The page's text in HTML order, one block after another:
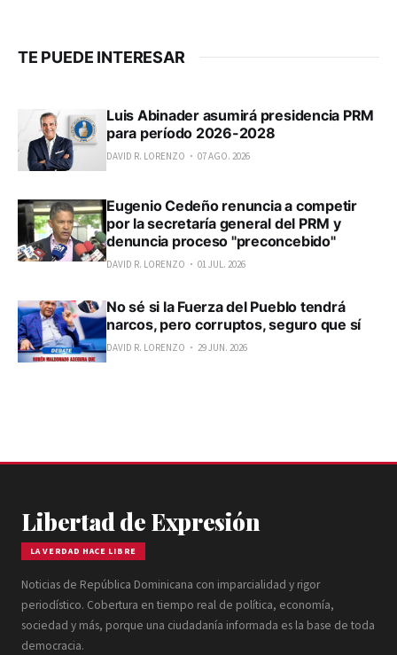
TE PUEDE INTERESAR
Luis Abinader asumirá presidencia PRM
para período 2026-2028
DAVID R. LORENZO 07 AGO. 2026
Eugenio Cedeño renuncia a competir
por la secretaría general del PRM y
denuncia proceso "preconcebido"
DAVID R. LORENZO 01 JUL. 2026
No sé si la Fuerza del Pueblo tendrá
narcos, pero corruptos, seguro que sí
DAVID R. LORENZO 29 JUN. 2026
Libertad de Expresión
LA VERDAD HACE LIBRE
Noticias de República Dominicana con imparcialidad y rigor
periodístico. Cobertura en tiempo real de política, economía,
sociedad y más, porque una ciudadanía informada es la base de toda
democracia.